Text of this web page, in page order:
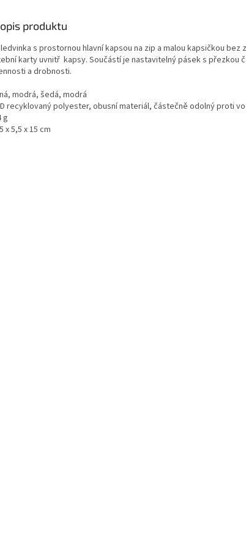
produktu
s prostornou hlavní kapsou na zip a malou kapsičkou bez
karty uvnitř kapsy. Součástí je nastavitelný pásek s přezkou
a drobnosti.
modrá, šedá, modrá
recyklovaný polyester, obusní materiál, částečně odolný proti
g
x 5,5 x 15 cm